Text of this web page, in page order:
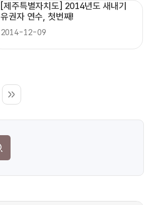
[제주특별자치도] 2014년도 새내기
유권자 연수, 첫번째!
2014-12-09